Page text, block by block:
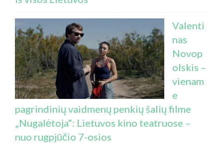
Valenti
nas
Novop
olskis –
vienam
e
pagrindinių vaidmenų penkių šalių filme
„Nugalėtoja“: Lietuvos kino teatruose –
nuo rugpjūčio 7-osios